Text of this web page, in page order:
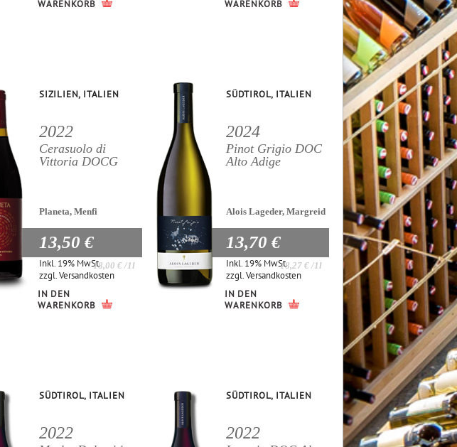
WARENKORB
WARENKORB
SIZILIEN, ITALIEN
2022
Cerasuolo di
Vittoria DOCG
Planeta, Menfi
13,50 €
18,00 € /1l
Inkl. 19% MwSt.
zzgl.Versandkosten
IN DEN
WARENKORB
SÜDTIROL, ITALIEN
2024
Pinot Grigio DOC
Alto Adige
Alois Lageder, Margreid
13,70 €
18,27 € /1l
Inkl. 19% MwSt.
zzgl.Versandkosten
IN DEN
WARENKORB
SÜDTIROL, ITALIEN
2022
SÜDTIROL, ITALIEN
2022